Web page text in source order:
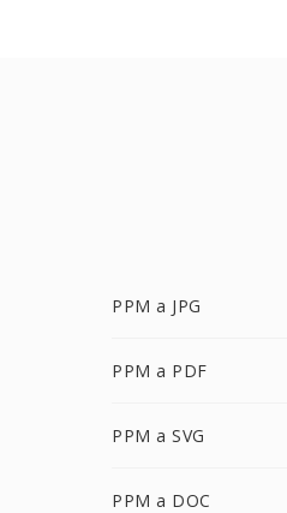
PPM a JPG
PPM a PDF
PPM a SVG
PPM a DOC